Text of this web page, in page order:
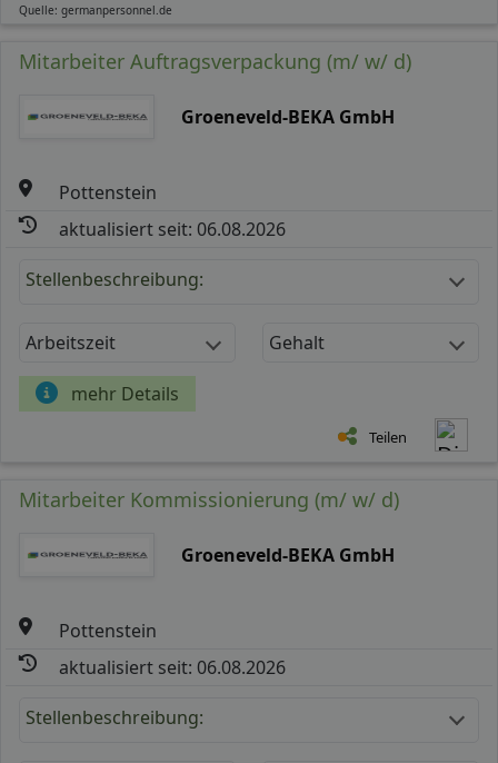
Quelle: germanpersonnel.de
Mitarbeiter Auftragsverpackung (m/ w/ d)
Groeneveld-BEKA GmbH
Pottenstein
aktualisiert seit: 06.08.2026
Stellenbeschreibung:
Arbeitszeit Gehalt
mehr Details
Teilen
Mitarbeiter Kommissionierung (m/ w/ d)
Groeneveld-BEKA GmbH
Pottenstein
aktualisiert seit: 06.08.2026
Stellenbeschreibung: